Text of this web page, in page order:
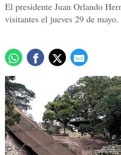
El presidente Juan Orlando
visitantes el jueves 29 de mayo.